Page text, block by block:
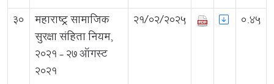
30 महाराष्ट्र सामाजिक
सुरक्षा संहिता नियम,
२०२१ - २७ ऑगस्ट
२०२१
21/02/2025 0.45